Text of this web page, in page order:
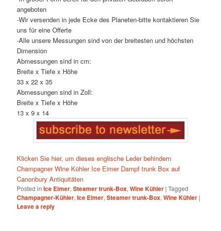
angeboten
-Wir versenden in jede Ecke des Planeten-bitte kontaktieren Sie
uns für eine Offerte
-Alle unsere Messungen sind von der breitesten und höchsten
Dimension
Abmessungen sind in cm:
Breite x Tiefe x Höhe
33 x 22 x 35
Abmessungen sind in Zoll:
Breite x Tiefe x Höhe
13 x 9 x 14
Klicken Sie hier, um dieses englische Leder behindern
Champagner Wine Kühler Ice Eimer Dampf trunk Box auf
Canonbury Antiquitäten
Posted in Ice Eimer,Steamer trunk-Box,Wine Kühler |Tagged
Champagner-Kühler,Ice Eimer,Steamer trunk-Box,Wine Kühler |
Leave a reply